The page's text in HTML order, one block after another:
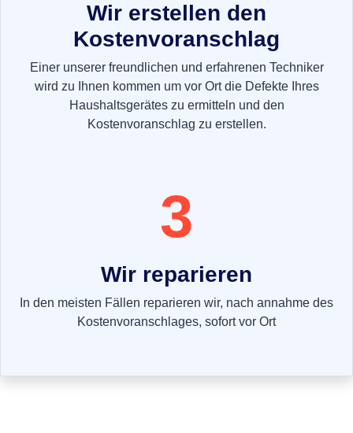
Wir erstellen den
Kostenvoranschlag
Einer unserer freundlichen und erfahrenen Techniker
wird zu Ihnen kommen um vor Ort die Defekte Ihres
Haushaltsgerätes zu ermitteln und den
Kostenvoranschlag zu erstellen.
3
Wir reparieren
In den meisten Fällen reparieren wir, nach annahme des
Kostenvoranschlages, sofort vor Ort